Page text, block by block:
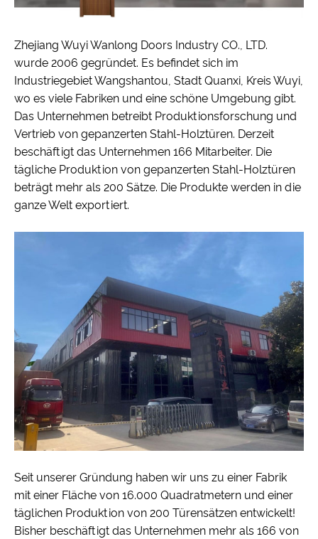
Zhejiang Wuyi Wanlong Doors Industry CO., LTD.
wurde 2006 gegründet. Es befindet sich im
Industriegebiet Wangshantou, Stadt Quanxi, Kreis Wuyi,
wo es viele Fabriken und eine schöne Umgebung gibt.
Das Unternehmen betreibt Produktionsforschung und
Vertrieb von gepanzerten Stahl-Holztüren. Derzeit
beschäftigt das Unternehmen 166 Mitarbeiter. Die
tägliche Produktion von gepanzerten Stahl-Holztüren
beträgt mehr als 200 Sätze. Die Produkte werden in die
ganze Welt exportiert.
Seit unserer Gründung haben wir uns zu einer Fabrik
mit einer Fläche von 16.000 Quadratmetern und einer
täglichen Produktion von 200 Türensätzen entwickelt!
Bisher beschäftigt das Unternehmen mehr als 166 von